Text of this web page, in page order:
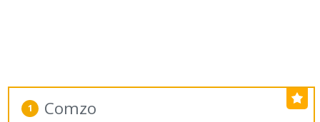
1 Comzo